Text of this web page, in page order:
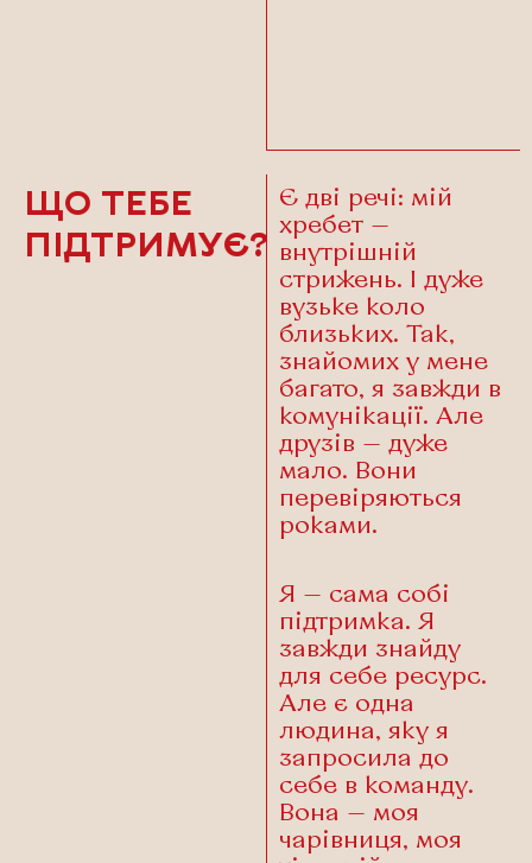
ЩО ТЕБЕ
ПІДТРИМУЄ?
Є дві речі: мій
хребет —
внутрішній
стрижень. І дуже
вузьке коло
близьких. Так,
знайомих у мене
багато, я завжди в
комунікації. Але
друзів — дуже
мало. Вони
перевіряються
роками.
Я — сама собі
підтримка. Я
завжди знайду
для себе ресурс.
Але є одна
людина, яку я
запросила до
себе в команду.
Вона — моя
чарівниця, моя